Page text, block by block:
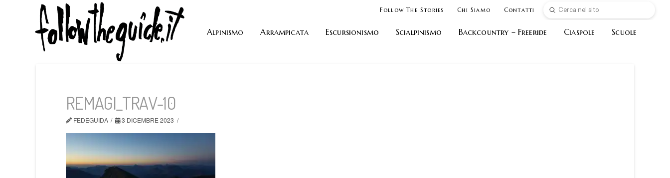
Follow The Stories Chi Siamo Contatti Search
Submit
Alpinismo Arrampicata Escursionismo Scialpinismo Backcountry – Freeride Ciaspole Scuole
REMAGI_TRAV-10
FEDEGUIDA 3 DICEMBRE 2023